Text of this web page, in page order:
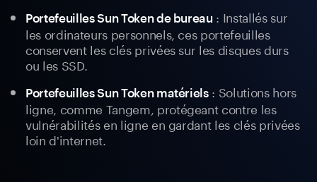
Portefeuilles Sun Token de bureau : Installés sur
les ordinateurs personnels, ces portefeuilles
conservent les clés privées sur les disques durs
ou les SSD.
Portefeuilles Sun Token matériels: Solutions hors
ligne, comme Tangem, protégeant contre les
vulnérabilités en ligne en gardant les clés privées
loin d'internet.